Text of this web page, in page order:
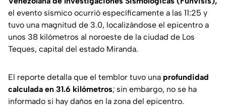
el evento sísmico ocurrió específicamente a las 11:25 y
tuvo una magnitud de 3.0, localizándose el epicentro a
unos 38 kilómetros al noroeste de la ciudad de Los
Teques, capital del estado Miranda.
El reporte detalla que el temblor tuvo una profundidad
calculada en 31.6 kilómetros; sin embargo, no se ha
informado si hay daños en la zona del epicentro.